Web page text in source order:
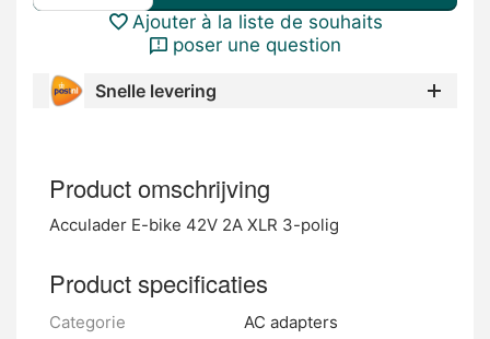
Ajouter à la liste de souhaits
poser une question
Snelle levering
Product omschrijving
Acculader E-bike 42V 2A XLR 3-polig
Product specificaties
Categorie
AC adapters